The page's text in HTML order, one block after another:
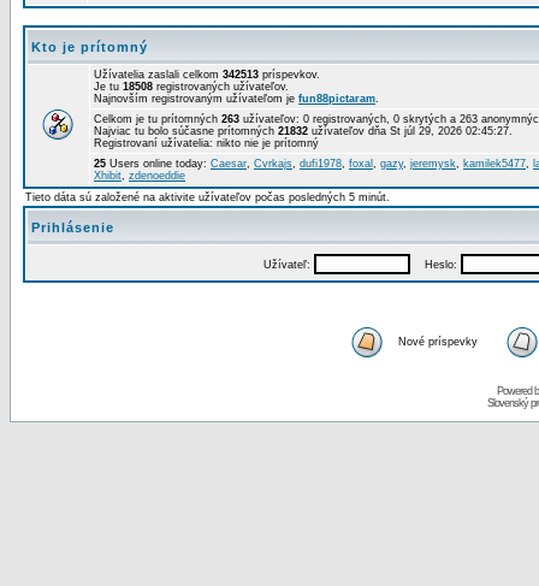
Kto je prítomný
Užívatelia zaslali celkom 342513 príspevkov.
Je tu 18508 registrovaných užívateľov.
Najnovším registrovaným užívateľom je fun88pictaram.
Celkom je tu prítomných 263 užívateľov: 0 registrovaných, 0 skrytých a 263
Najviac tu bolo súčasne prítomných 21832 užívateľov dňa St júl 29, 2026 02:45:27.
Registrovaní užívatelia: nikto nie je prítomný
25 Users online today: Caesar, Cvrkajs, dufi1978, foxal , gazy, jeremysk, kamilek5477,
Xhibit, zdenoeddie
Tieto dáta sú založené na aktivite užívateľov počas posledných 5 minút.
Prihlásenie
Užívateľ: Heslo:
Nové príspevky
Powered
Slovenský